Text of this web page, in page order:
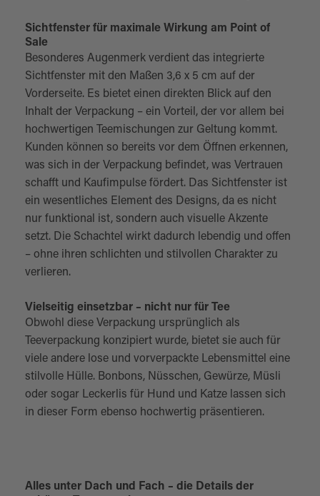
Sichtfenster für maximale Wirkung am Point of
Sale
Besonderes Augenmerk verdient das integrierte
Sichtfenster mit den Maßen 3,6 x 5 cm auf der
Vorderseite. Es bietet einen direkten Blick auf den
Inhalt der Verpackung – ein Vorteil, der vor allem bei
hochwertigen Teemischungen zur Geltung kommt.
Kunden können so bereits vor dem Öffnen erkennen,
was sich in der Verpackung befindet, was Vertrauen
schafft und Kaufimpulse fördert. Das Sichtfenster ist
ein wesentliches Element des Designs, da es nicht
nur funktional ist, sondern auch visuelle Akzente
setzt. Die Schachtel wirkt dadurch lebendig und offen
– ohne ihren schlichten und stilvollen Charakter zu
verlieren.
Vielseitig einsetzbar – nicht nur für Tee
Obwohl diese Verpackung ursprünglich als
Teeverpackung konzipiert wurde, bietet sie auch für
viele andere lose und vorverpackte Lebensmittel eine
stilvolle Hülle. Bonbons, Nüsschen, Gewürze, Müsli
oder sogar Leckerlis für Hund und Katze lassen sich
in dieser Form ebenso hochwertig präsentieren.
Alles unter Dach und Fach – die Details der